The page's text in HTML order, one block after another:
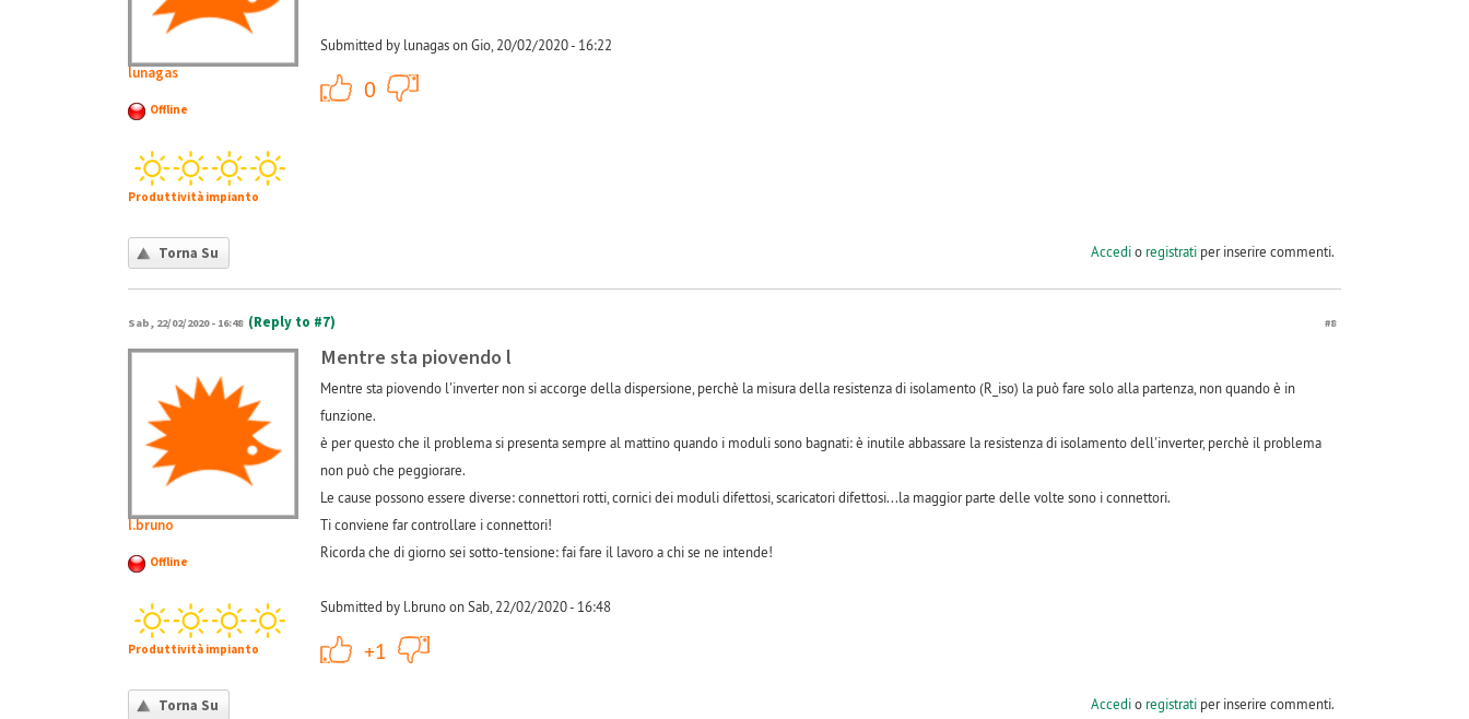
lunagas
Offline
Produttività impianto
Submitted by lunagas on Gio, 20/02/2020 - 16:22
0
Torna Su Accedio registratiper inserire commenti.
Sab, 22/02/2020 - 16:48 (Reply to #7) #8
l.bruno
Offline
Produttività impianto
Mentre sta piovendo l
Mentre sta piovendo l'inverter non si accorge della dispersione, perchè la misura della resistenza di isolamento (R_iso) la può fare solo alla partenza, non quando è in
funzione.
è per questo che il problema si presenta sempre al mattino quando i moduli sono bagnati: è inutile abbassare la resistenza di isolamento dell'inverter, perchè il problema
non può che peggiorare.
Le cause possono essere diverse: connettori rotti, cornici dei moduli difettosi, scaricatori difettosi...la maggior parte delle volte sono i connettori.
Ti conviene far controllare i connettori!
Ricorda che di giorno sei sotto-tensione: fai fare il lavoro a chi se ne intende!
Submitted by l.bruno on Sab, 22/02/2020 - 16:48
+1
+1
Torna Su Accedio registratiper inserire commenti.